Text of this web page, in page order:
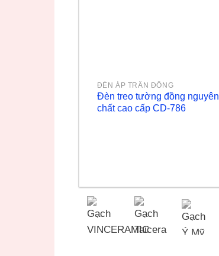
ĐÈN ÁP TRẦN ĐỒNG
Đèn treo tường đồng nguyên
chất cao cấp CD-786